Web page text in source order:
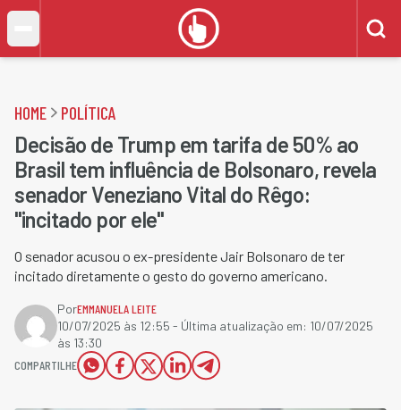
HOME POLÍTICA
Decisão de Trump em tarifa de 50% ao
Brasil tem influência de Bolsonaro, revela
senador Veneziano Vital do Rêgo:
"incitado por ele"
O senador acusou o ex-presidente Jair Bolsonaro de ter
incitado diretamente o gesto do governo americano.
PorEMMANUELA LEITE
10/07/2025 às 12:55 - Última atualização em: 10/07/2025
às 13:30
COMPARTILHE